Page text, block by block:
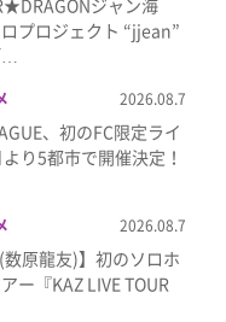
ジャン海
プロジェクト “jjean”
…
2026.08.7
、初のFC限定ライ
り5都市で開催決定！
2026.08.7
数原龍友)】初のソロホ
ー『KAZ LIVE TOUR